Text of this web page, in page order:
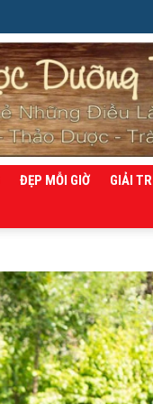
ĐẸP MỖI GIỜ GIẢI